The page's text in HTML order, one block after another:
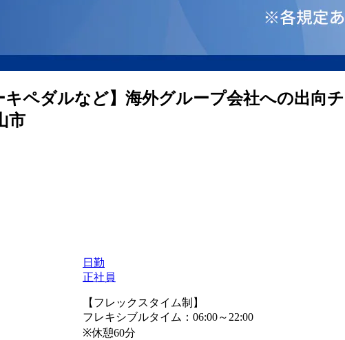
キペダルなど】海外グループ会社への出向
市
日勤
正社員
【フレックスタイム制】
フレキシブルタイム：06:00～22:00
※休憩60分